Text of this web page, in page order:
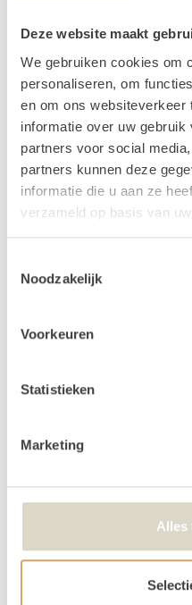
Deze website maakt
We gebruiken cookies om
personaliseren, om
en om ons websiteverkeer
informatie over uw
partners voor social
partners kunnen deze
informatie die u aan ze
verzameld op basis van
Noodzakelijk
Voorkeuren
Statistieken
Marketing
Alles
cm.
Setkorting
Prijs losse items: €17,50
Setprijs: €15,00
Tips
Om de plafond look
leukevlaggetjesof
Heb je nog vragen over
Onze prijzen zijn voor 3
je op 25 april, voer dan 2 keer
Je kunt de items laten
na je event mag het weer
jouw bezorgdag/terugbreng